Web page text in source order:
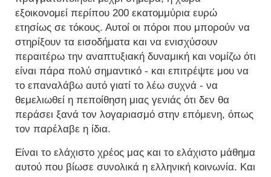
εξοικονομεί περίπου 200 εκατομμύρια ευρώ
ετησίως σε τόκους. Αυτοί οι πόροι που μπορούν να
στηρίξουν τα εισοδήματα και να ενισχύσουν
περαιτέρω την αναπτυξιακή δυναμική και νομίζω ότι
είναι πάρα πολύ σημαντικό - και επιτρέψτε μου να
το επαναλάβω αυτό γιατί το λέω συχνά - να
θεμελιωθεί η πεποίθηση μιας γενιάς ότι δεν θα
περάσει ξανά τον λογαριασμό στην επόμενη, όπως
τον παρέλαβε η ίδια.
Είναι το ελάχιστο χρέος μας και το ελάχιστο μάθημα
αυτού που βίωσε συνολικά η ελληνική κοινωνία. Και